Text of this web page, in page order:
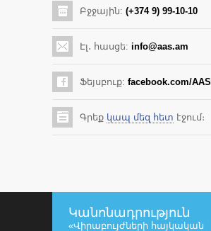
Բջջային: (+374 9) 99-10-10
Էլ․ հասցե: info@aas.am
Ֆեյսբուք: facebook.com/AAS
Գրեք կապ մեզ հետ էջում։
Կանոնադրություն
«Վիրաբույժների հայկական